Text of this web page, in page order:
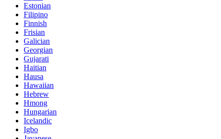
Estonian
Filipino
Finnish
Frisian
Galician
Georgian
Gujarati
Haitian
Hausa
Hawaiian
Hebrew
Hmong
Hungarian
Icelandic
Igbo